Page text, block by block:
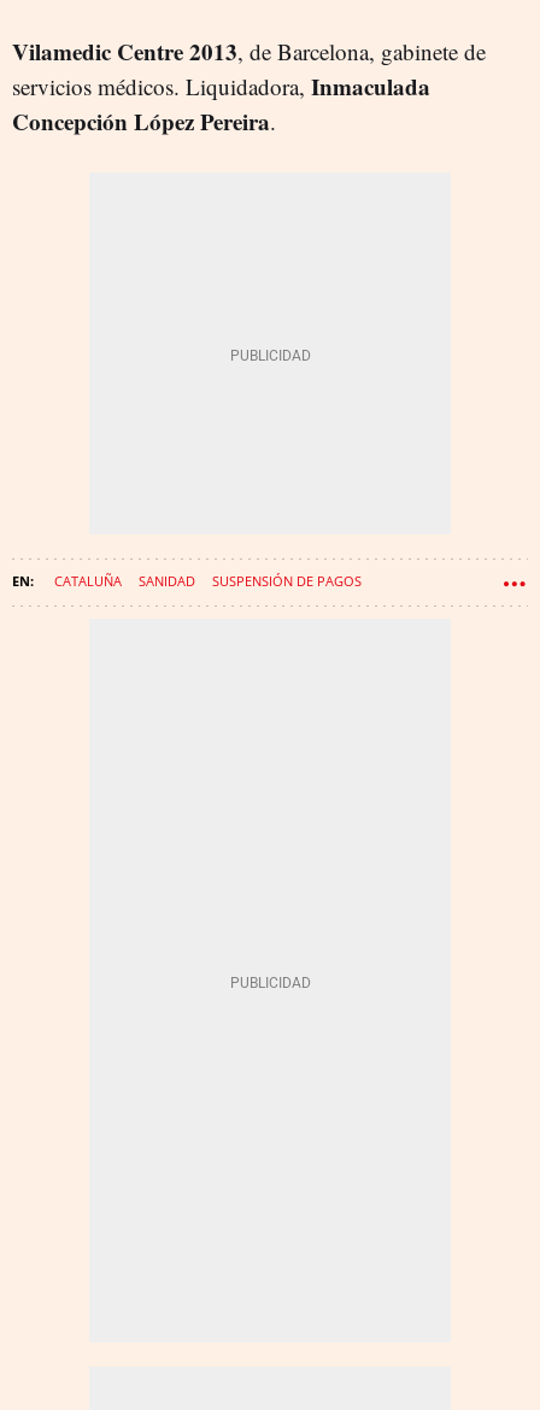
Vilamedic Centre 2013, de Barcelona, gabinete de
servicios médicos. Liquidadora, Inmaculada
Concepción López Pereira.
CATALUÑA SANIDAD SUSPENSIÓN DE PAGOS